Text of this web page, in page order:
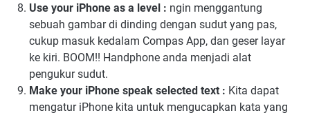
Use your iPhone as a level : ngin menggantung
sebuah gambar di dinding dengan sudut yang pas,
cukup masuk kedalam Compas App, dan geser layar
ke kiri. BOOM!! Handphone anda menjadi alat
pengukur sudut.
Make your iPhone speak selected text : Kita dapat
mengatur iPhone kita untuk mengucapkan kata yang